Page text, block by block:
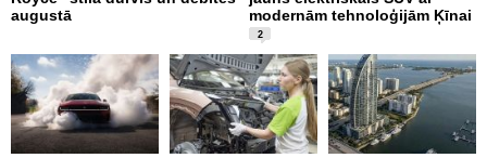
augustā
modernām tehnoloģijām Ķīnai
2